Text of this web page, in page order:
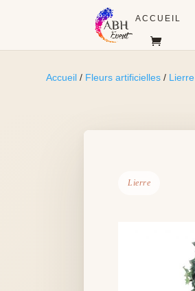
ACCUEIL
Accueil / Fleurs artificielles / Lierre
Lierre